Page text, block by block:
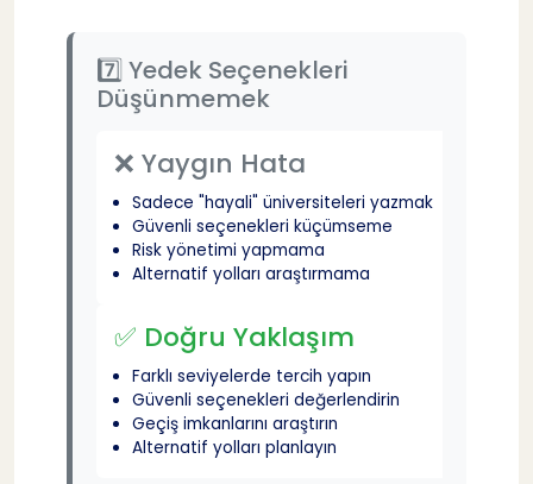
7️⃣ Yedek Seçenekleri
Düşünmemek
❌ Yaygın Hata
Sadece "hayali" üniversiteleri yazmak
Güvenli seçenekleri küçümseme
Risk yönetimi yapmama
Alternatif yolları araştırmama
✅ Doğru Yaklaşım
Farklı seviyelerde tercih yapın
Güvenli seçenekleri değerlendirin
Geçiş imkanlarını araştırın
Alternatif yolları planlayın